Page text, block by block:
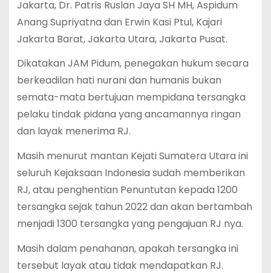
Jakarta, Dr. Patris Ruslan Jaya SH MH, Aspidum
Anang Supriyatna dan Erwin Kasi Ptul, Kajari
Jakarta Barat, Jakarta Utara, Jakarta Pusat.
Dikatakan JAM Pidum, penegakan hukum secara
berkeadilan hati nurani dan humanis bukan
semata-mata bertujuan mempidana tersangka
pelaku tindak pidana yang ancamannya ringan
dan layak menerima RJ.
Masih menurut mantan Kejati Sumatera Utara ini
seluruh Kejaksaan Indonesia sudah memberikan
RJ, atau penghentian Penuntutan kepada 1200
tersangka sejak tahun 2022 dan akan bertambah
menjadi 1300 tersangka yang pengajuan RJ nya.
Masih dalam penahanan, apakah tersangka ini
tersebut layak atau tidak mendapatkan RJ.